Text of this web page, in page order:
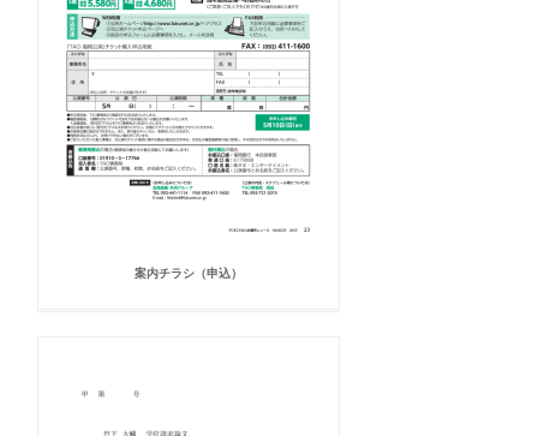
案内チラシ（申込）